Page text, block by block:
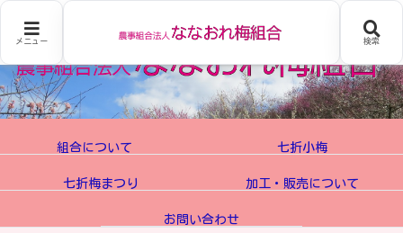
組合について 七折小梅
七折梅まつり 加工・販売について
お問い合わせ
メニュー 検索